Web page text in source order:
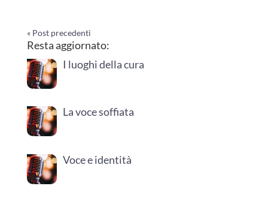
« Post precedenti
Resta aggiornato:
I luoghi della cura
La voce soffiata
Voce e identità